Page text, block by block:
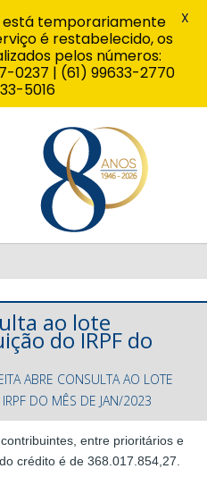
ao lote
do IRPF do
ABRE CONSULTA AO LOTE
DO MÊS DE JAN/2023
entre prioritários e
crédito é de 368.017.854,27.
temporariamente
é restabelecido, os
pelos números:
0237 | (61) 99633-2770
5016
X